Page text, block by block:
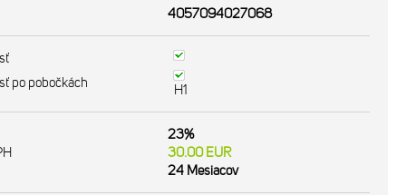
4057094027068
po pobočkách
H1
23%
30.00EUR
24 Mesiacov